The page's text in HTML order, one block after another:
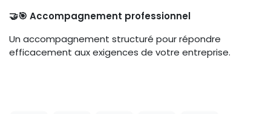
🤝🎯 Accompagnement professionnel
Un accompagnement structuré pour répondre
efficacement aux exigences de votre entreprise.